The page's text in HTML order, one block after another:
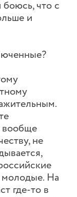
что с
и
вообще
не
молодые. На
где-то в